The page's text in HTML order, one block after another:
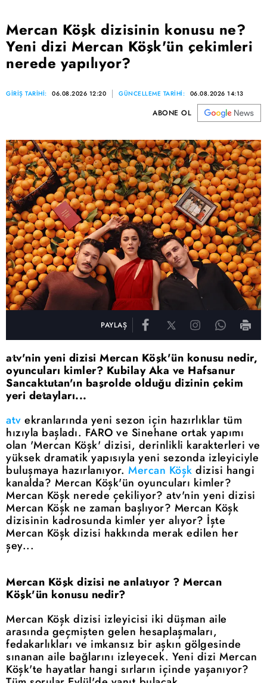
Mercan Köşk dizisinin konusu ne?
Yeni dizi Mercan Köşk'ün çekimleri
nerede yapılıyor?
GİRİŞ TARİHİ: 06.08.2026 12:20 GÜNCELLEME TARİHİ: 06.08.2026 14:13
ABONE OL
PAYLAŞ
atv'nin yeni dizisi Mercan Köşk'ün konusu nedir,
oyuncuları kimler? Kubilay Aka ve Hafsanur
Sancaktutan'ın başrolde olduğu dizinin çekim
yeri detayları...
atv ekranlarında yeni sezon için hazırlıklar tüm
hızıyla başladı. FARO ve Sinehane ortak yapımı
olan 'Mercan Köşk' dizisi, derinlikli karakterleri ve
yüksek dramatik yapısıyla yeni sezonda izleyiciyle
buluşmaya hazırlanıyor. Mercan Köşk dizisi hangi
kanalda? Mercan Köşk'ün oyuncuları kimler?
Mercan Köşk nerede çekiliyor? atv'nin yeni dizisi
Mercan Köşk ne zaman başlıyor? Mercan Köşk
dizisinin kadrosunda kimler yer alıyor? İşte
Mercan Köşk dizisi hakkında merak edilen her
şey...
Mercan Köşk dizisi ne anlatıyor ? Mercan
Köşk'ün konusu nedir?
Mercan Köşk dizisi izleyicisi iki düşman aile
arasında geçmişten gelen hesaplaşmaları,
fedakarlıkları ve imkansız bir aşkın gölgesinde
sınanan aile bağlarını izleyecek. Yeni dizi Mercan
Köşk'te hayatlar hangi sırların içinde yaşanıyor?